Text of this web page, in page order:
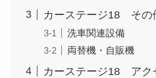
カーステージ18 その
洗車関連設備
両替機・自販機
カーステージ18 アク